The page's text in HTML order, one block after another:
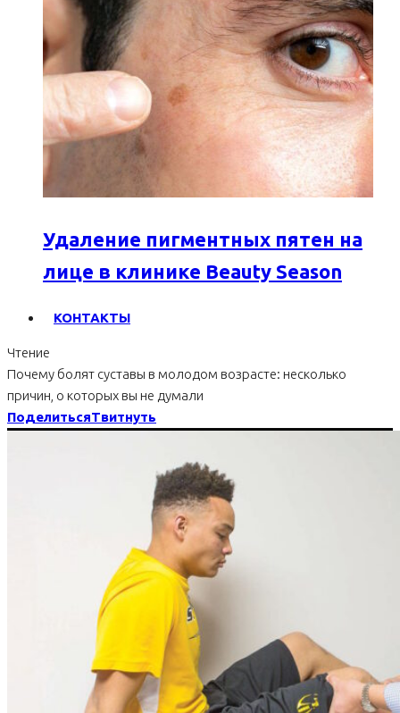
Удаление пигментных пятен на
лице в клинике Beauty Season
КОНТАКТЫ
Чтение
Почему болят суставы в молодом возрасте: несколько
причин, о которых вы не думали
ПоделитьсяТвитнуть